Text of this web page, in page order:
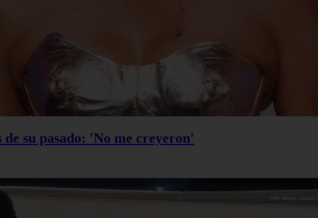
su pasado: 'No me creyeron'